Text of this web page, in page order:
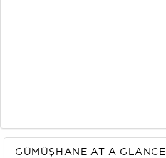
GÜMÜŞHANE AT A GLANCE